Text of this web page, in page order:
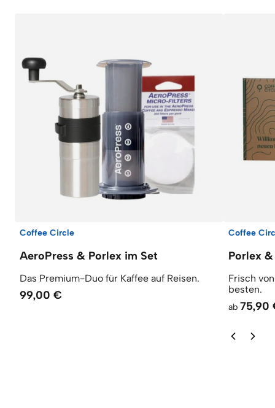
Coffee Circle
AeroPress & Porlex im Set
Das Premium-Duo für Kaffee auf Reisen.
99,00 €
Coffee
Porlex
Frisch
besten.
ab 75,90